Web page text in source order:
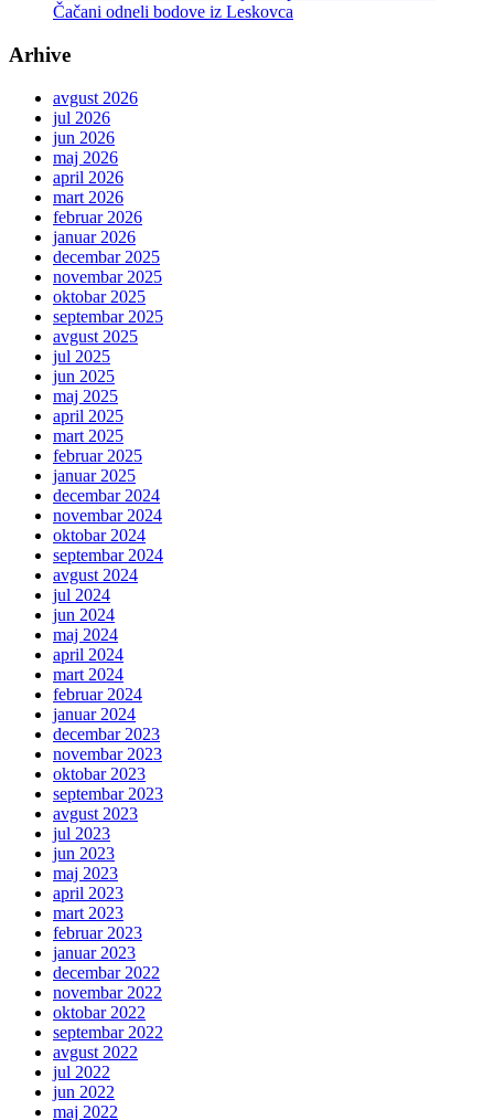
Čačani odneli bodove iz Leskovca
Arhive
avgust 2026
jul 2026
jun 2026
maj 2026
april 2026
mart 2026
februar 2026
januar 2026
decembar 2025
novembar 2025
oktobar 2025
septembar 2025
avgust 2025
jul 2025
jun 2025
maj 2025
april 2025
mart 2025
februar 2025
januar 2025
decembar 2024
novembar 2024
oktobar 2024
septembar 2024
avgust 2024
jul 2024
jun 2024
maj 2024
april 2024
mart 2024
februar 2024
januar 2024
decembar 2023
novembar 2023
oktobar 2023
septembar 2023
avgust 2023
jul 2023
jun 2023
maj 2023
april 2023
mart 2023
februar 2023
januar 2023
decembar 2022
novembar 2022
oktobar 2022
septembar 2022
avgust 2022
jul 2022
jun 2022
maj 2022